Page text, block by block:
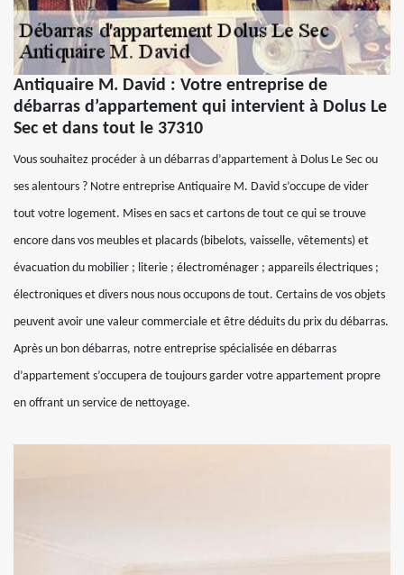
Antiquaire M. David : Votre entreprise de
débarras d’appartement qui intervient à Dolus Le
Sec et dans tout le 37310
Vous souhaitez procéder à un débarras d’appartement à Dolus Le Sec ou
ses alentours ? Notre entreprise Antiquaire M. David s’occupe de vider
tout votre logement. Mises en sacs et cartons de tout ce qui se trouve
encore dans vos meubles et placards (bibelots, vaisselle, vêtements) et
évacuation du mobilier ; literie ; électroménager ; appareils électriques ;
électroniques et divers nous nous occupons de tout. Certains de vos objets
peuvent avoir une valeur commerciale et être déduits du prix du débarras.
Après un bon débarras, notre entreprise spécialisée en débarras
d’appartement s’occupera de toujours garder votre appartement propre
en offrant un service de nettoyage.